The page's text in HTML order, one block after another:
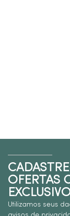
OFERTAS
Utilizamos seus